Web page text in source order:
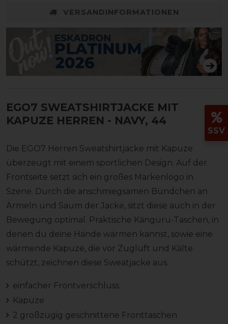
VERSANDINFORMATIONEN
EGO7 SWEATSHIRTJACKE MIT
KAPUZE HERREN - NAVY, 44
Die EGO7 Herren Sweatshirtjacke mit Kapuze
überzeugt mit einem sportlichen Design. Auf der
Frontseite setzt sich ein großes Markenlogo in
Szene. Durch die anschmiegsamen Bündchen an
Ärmeln und Saum der Jacke, sitzt diese auch in der
Bewegung optimal. Praktische Känguru-Taschen, in
denen du deine Hände wärmen kannst, sowie eine
wärmende Kapuze, die vor Zugluft und Kälte
schützt, zeichnen diese Sweatjacke aus.
einfacher Frontverschluss
Kapuze
2 großzügig geschnittene Fronttaschen
SSV